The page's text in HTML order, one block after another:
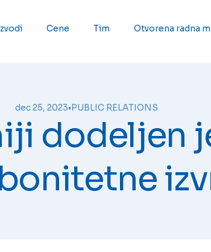
Cene Tim Otvorena radna
dec 25, 2023•PUBLIC RELATIONS
dodeljen